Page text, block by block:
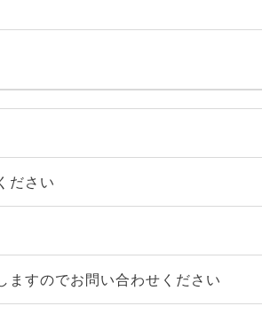
ださい
ますのでお問い合わせください